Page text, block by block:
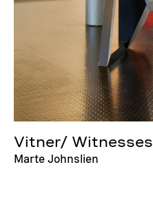
Vitner/ Witnesses
Marte Johnslien